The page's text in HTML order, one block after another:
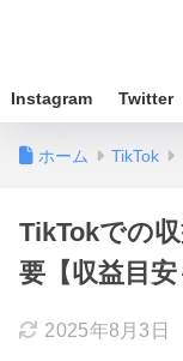
Instagram Twitter
ホーム TikTok
TikTokでの
要【収益目安
2025年8月3日